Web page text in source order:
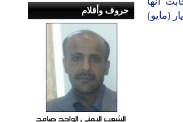
أردات الزواج منه.ورفض الرجل اقتراح الزواج، وتم تأجيل القضية إلى 20 أيار (مايو)
حروف وأقلام
الشعب اليمني الواحد صامد